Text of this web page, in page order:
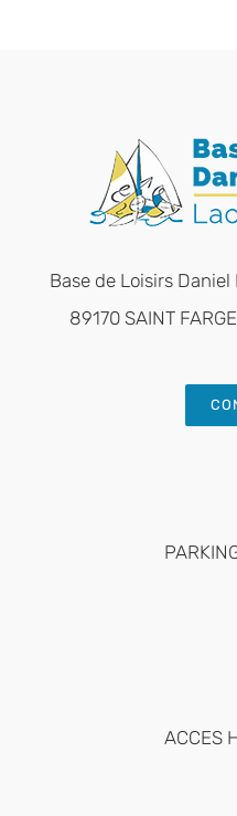
Base de Loisirs
89170 SAINT
ACCES